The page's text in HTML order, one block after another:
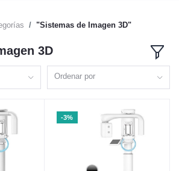
"Sistemas de Imagen 3D"
3D
Ordenar por
-3%